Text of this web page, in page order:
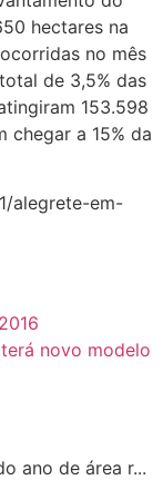
hectares na
no mês
de 3,5% das
153.598
chegar a 15% da
alegrete-em-
novo modelo
ano de área r...